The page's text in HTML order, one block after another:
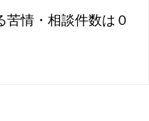
苦情・相談件数は０